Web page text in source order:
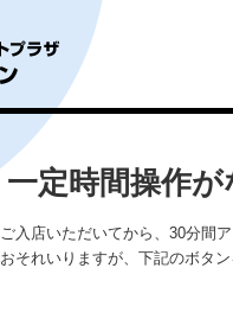
一定時間操作
ご入店いただいてから、30分間
おそれいりますが、下記のボタ